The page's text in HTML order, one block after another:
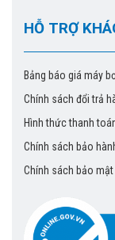
HỖ TRỢ
Bảng báo giá máy
Chính sách đổi trả
Hình thức thanh
Chính sách bảo
Chính sách bảo mật